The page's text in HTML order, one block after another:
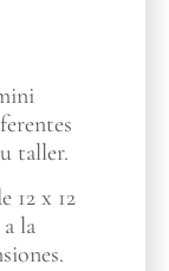
taller.
12 x 12
la